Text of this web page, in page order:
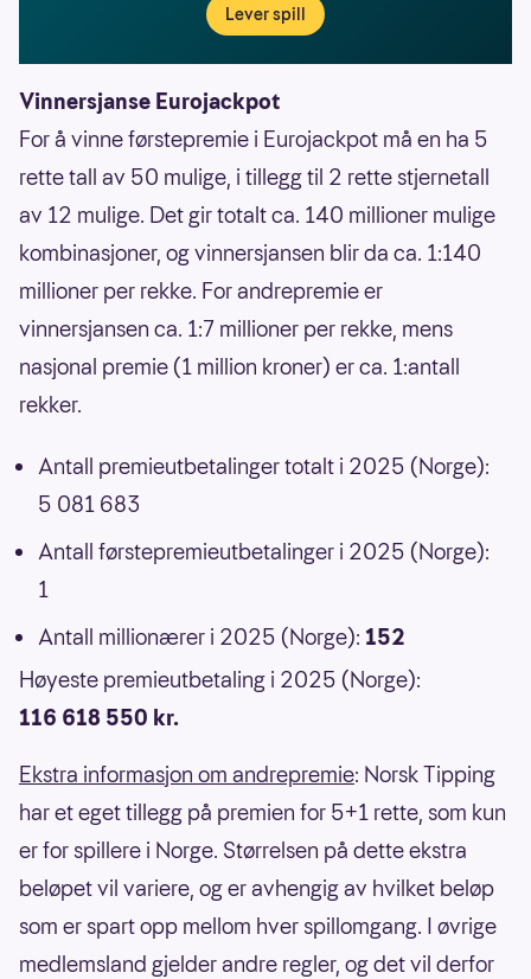
Lever spill
Vinnersjanse Eurojackpot
For å vinne førstepremie i Eurojackpot må en ha 5
rette tall av 50 mulige, i tillegg til 2 rette stjernetall
av 12 mulige. Det gir totalt ca. 140 millioner mulige
kombinasjoner, og vinnersjansen blir da ca. 1:140
millioner per rekke. For andrepremie er
vinnersjansen ca. 1:7 millioner per rekke, mens
nasjonal premie (1 million kroner) er ca. 1:antall
rekker.
Antall premieutbetalinger totalt i 2025 (Norge):
5 081 683
Antall førstepremieutbetalinger i 2025 (Norge):
1
Antall millionærer i 2025 (Norge): 152
Høyeste premieutbetaling i 2025 (Norge):
116 618 550 kr.
Ekstra informasjon om andrepremie: Norsk Tipping
har et eget tillegg på premien for 5+1 rette, som kun
er for spillere i Norge. Størrelsen på dette ekstra
beløpet vil variere, og er avhengig av hvilket beløp
som er spart opp mellom hver spillomgang. I øvrige
medlemsland gjelder andre regler, og det vil derfor